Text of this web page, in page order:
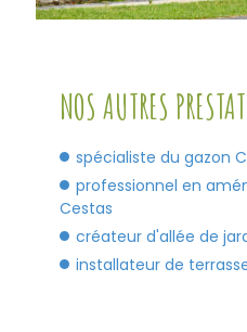
NOS AUTRES
spécialiste du gazon
professionnel en
Cestas
créateur d'allée de
installateur de